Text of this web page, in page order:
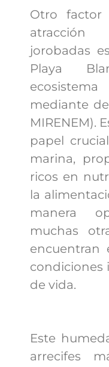
Otro factor
jorobadas
Playa
mediante
MIRENEM).
papel
marina,
ricos en
la
manera
muchas
encuentran
condiciones
de vida.
Este
arrecifes